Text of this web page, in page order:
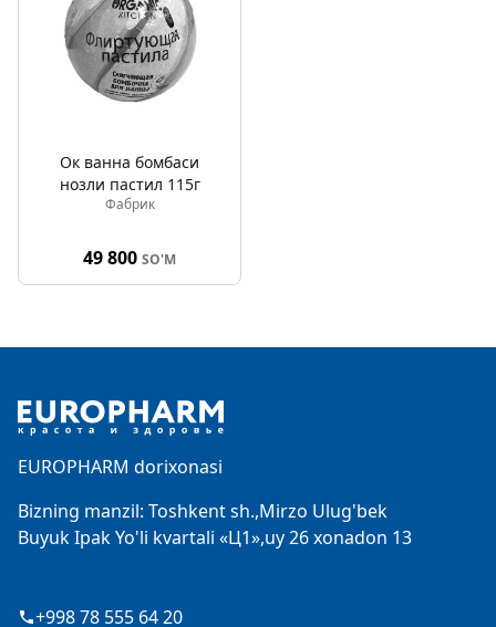
Ок ванна бомбаси
нозли пастил 115г
Фабрик
49 800 SO'M
EUROPHARM dorixonasi
Bizning manzil: Toshkent sh.,Mirzo Ulug'bek
Buyuk Ipak Yo'li kvartali «Ц1»,uy 26 xonadon 13
+998 78 555 64 20